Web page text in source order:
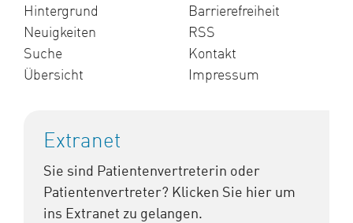
Hintergrund
Neuigkeiten
Suche
Übersicht
Barrierefreiheit
RSS
Kontakt
Impressum
Extranet
Sie sind Patientenvertreterin oder
Patientenvertreter? Klicken Sie hier um
ins Extranet zu gelangen.